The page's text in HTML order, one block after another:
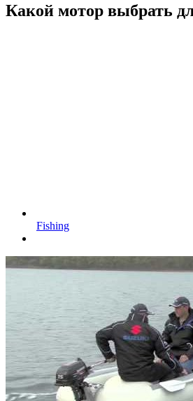
Какой мотор выбрать
Fishing